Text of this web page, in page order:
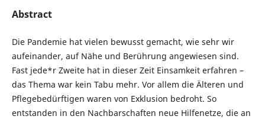
Abstract
Die Pandemie hat vielen bewusst gemacht, wie sehr wir
aufeinander, auf Nähe und Berührung angewiesen sind.
Fast jede*r Zweite hat in dieser Zeit Einsamkeit erfahren –
das Thema war kein Tabu mehr. Vor allem die Älteren und
Pflegebedürftigen waren von Exklusion bedroht. So
entstanden in den Nachbarschaften neue Hilfenetze, die an